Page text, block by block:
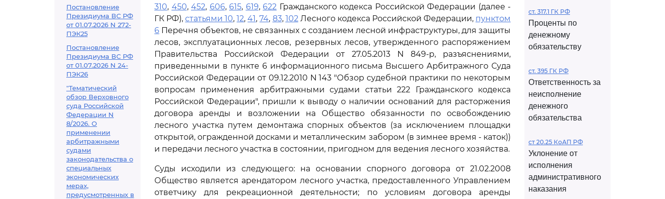
Постановление
Президиума ВС РФ
от 01.07.2026 N 272-
ПЭК25
Постановление
Президиума ВС РФ
от 01.07.2026 N 24-
ПЭК26
"Тематический
обзор Верховного
суда Российской
Федерации N
8/2026. О
применении
арбитражными
судами
законодательства о
специальных
экономических
мерах,
предусмотренных в
310, 450, 452, 606, 615, 619, 622 Гражданского кодекса Российской Федерации (далее -
ГК РФ),статьями 10,12,41,74, 83, 102Лесного кодекса Российской Федерации, пунктом
6 Перечня объектов, не связанных с созданием лесной инфраструктуры, для защиты
лесов, эксплуатационных лесов, резервных лесов, утвержденного распоряжением
Правительства Российской Федерации от 27.05.2013 N 849-р, разъяснениями,
приведенными в пункте 6 информационного письма Высшего Арбитражного Суда
Российской Федерации от 09.12.2010 N 143 "Обзор судебной практики по некоторым
вопросам применения арбитражными судами статьи 222 Гражданского кодекса
Российской Федерации", пришли к выводу о наличии оснований для расторжения
договора аренды и возложении на Общество обязанности по освобождению
лесного участка путем демонтажа спорных объектов (за исключением площадки
открытой, огражденной досками и металлическим забором (в зимнее время - каток))
и передачи лесного участка в состоянии, пригодном для ведения лесного хозяйства.
Суды исходили из следующего: на основании спорного договора от 21.02.2008
Общество является арендатором лесного участка, предоставленного Управлением
ответчику для рекреационной деятельности; по условиям договора аренды
ст. 317.1 ГК РФ
Проценты по
денежному
обязательству
ст. 395 ГК РФ
Ответственность за
неисполнение
денежного
обязательства
ст 20.25 КоАП РФ
Уклонение от
исполнения
административного
наказания